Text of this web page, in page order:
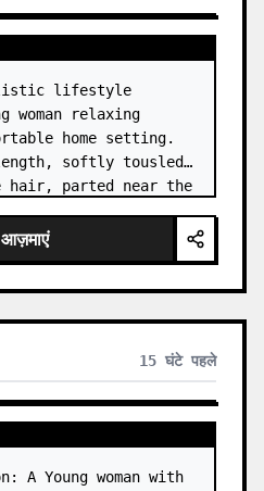
lifestyle
woman relaxing
home setting.
softly tousled
hair, parted near the
15 घंटे पहले
A Young woman with